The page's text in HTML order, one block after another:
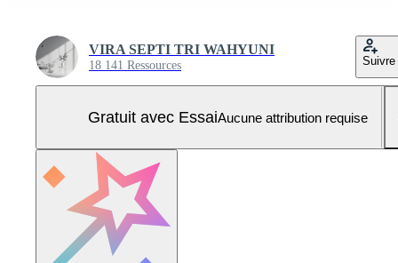
VIRA SEPTI TRI WAHYUNI
18 141 Ressources Suivre
Gratuit avec EssaiAucune attribution requise